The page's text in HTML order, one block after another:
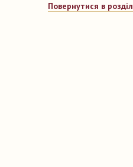
Повернутися в розділ